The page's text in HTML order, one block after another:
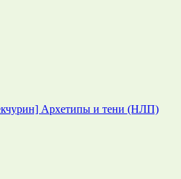
Архетипы и тени (НЛП)